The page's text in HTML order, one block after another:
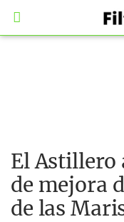
El Astillero
de mejora
de las